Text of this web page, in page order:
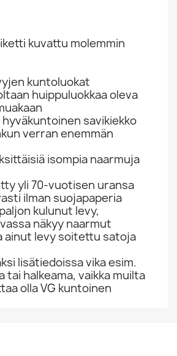
kuvattu molemmin
kuntoluokat
huippuluokkaa oleva
savikiekko
verran enemmän
isompia naarmuja
yli 70-vuotisen uransa
ilman suojapaperia
kulunut levy,
näkyy naarmut
ainut levy soitettu satoja
lisätiedoissa vika esim.
tai halkeama, vaikka muilta
olla VG kuntoinen